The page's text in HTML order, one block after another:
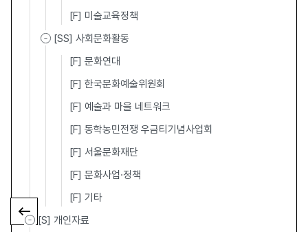
[F] 미술교육정책
[SS] 사회문화활동
[F] 문화연대
[F] 한국문화예술위원회
[F] 예술과 마을 네트워크
[F] 동학농민전쟁 우금티기념사업회
[F] 서울문화재단
[F] 문화사업·정책
[F] 기타
[S] 개인자료